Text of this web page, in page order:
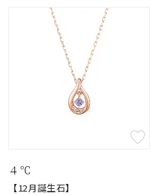
４℃
【12月誕生石】